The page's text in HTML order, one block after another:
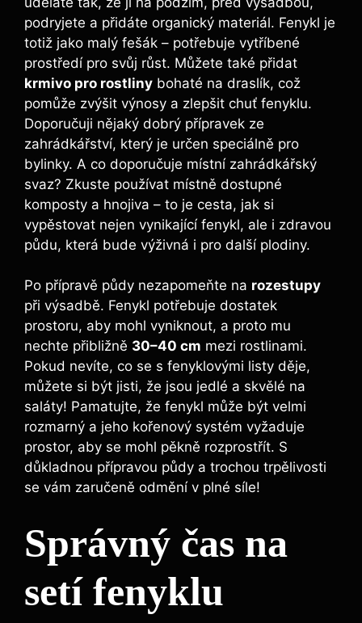
podryjete a přidáte organický materiál. Fenykl je
totiž jako malý fešák – potřebuje vytříbené
prostředí pro svůj růst. Můžete také přidat
krmivo pro rostliny bohaté na draslík, což
pomůže zvýšit výnosy a zlepšit chuť fenyklu.
Doporučuji nějaký dobrý přípravek ze
zahrádkářství, který je určen speciálně pro
bylinky. A co doporučuje místní zahrádkářský
svaz? Zkuste používat místně dostupné
komposty a hnojiva – to je cesta, jak si
vypěstovat nejen vynikající fenykl, ale i zdravou
půdu, která bude výživná i pro další plodiny.
Po přípravě půdy nezapomeňte na rozestupy
při výsadbě. Fenykl potřebuje dostatek
prostoru, aby mohl vyniknout, a proto mu
nechte přibližně 30–40 cm mezi rostlinami.
Pokud nevíte, co se s fenyklovými listy děje,
můžete si být jisti, že jsou jedlé a skvělé na
saláty! Pamatujte, že fenykl může být velmi
rozmarný a jeho kořenový systém vyžaduje
prostor, aby se mohl pěkně rozprostřít. S
důkladnou přípravou půdy a trochou trpělivosti
se vám zaručeně odmění v plné síle!
Správný čas na
setí fenyklu